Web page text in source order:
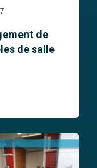
de
de salle